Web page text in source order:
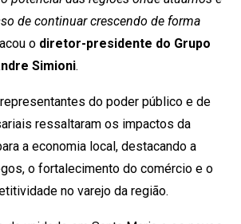
de continuar crescendo de forma
o diretor-presidente do Grupo
Simioni.
do poder público e de
ressaltaram os impactos da
a economia local, destacando a
o fortalecimento do comércio e o
no varejo da região.